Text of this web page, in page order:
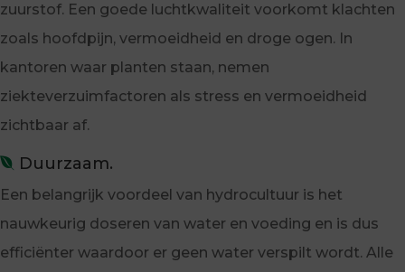
zuurstof. Een goede luchtkwaliteit voorkomt klachten
zoals hoofdpijn, vermoeidheid en droge ogen. In
kantoren waar planten staan, nemen
ziekteverzuimfactoren als stress en vermoeidheid
zichtbaar af.
Duurzaam.
Een belangrijk voordeel van hydrocultuur is het
nauwkeurig doseren van water en voeding en is dus
efficiënter waardoor er geen water verspilt wordt. Alle